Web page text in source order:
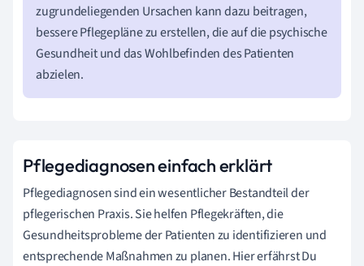
zugrundeliegenden Ursachen kann dazu beitragen,
bessere Pflegepläne zu erstellen, die auf die psychische
Gesundheit und das Wohlbefinden des Patienten
abzielen.
Pflegediagnosen einfach erklärt
Pflegediagnosen sind ein wesentlicher Bestandteil der
pflegerischen Praxis. Sie helfen Pflegekräften, die
Gesundheitsprobleme der Patienten zu identifizieren und
entsprechende Maßnahmen zu planen. Hier erfährst Du